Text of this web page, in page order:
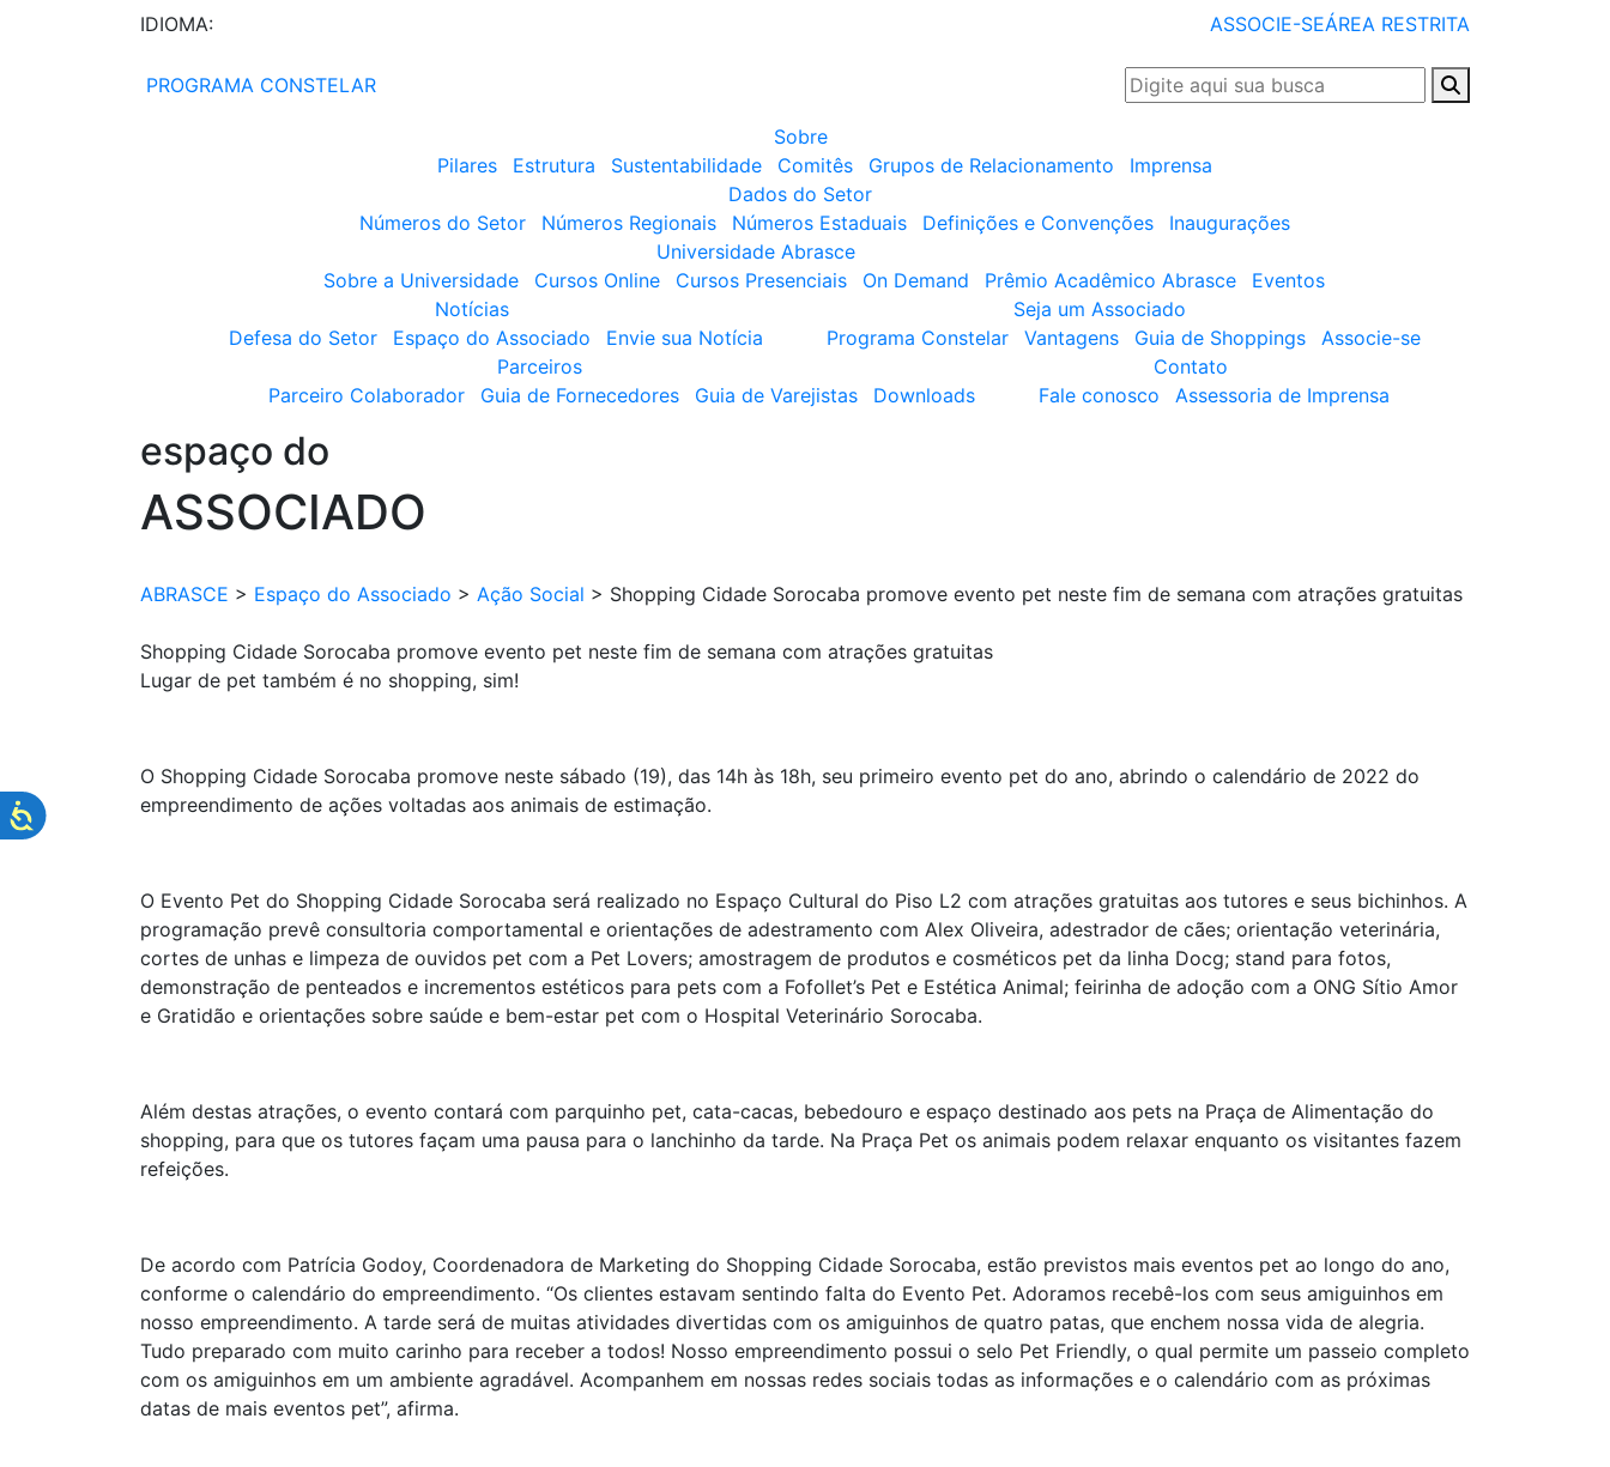
IDIOMA: ASSOCIE-SEÁREA RESTRITA
PROGRAMA CONSTELAR
Sobre
Pilares
Estrutura Sustentabilidade Comitês Grupos de Relacionamento
Imprensa
Dados do Setor
Números do Setor
Números Regionais Números Estaduais Definições e Convenções
Inaugurações
Universidade Abrasce
Sobre a Universidade
Cursos Online Cursos Presenciais On Demand Prêmio Acadêmico Abrasce
Eventos
Notícias
Defesa do Setor
Espaço do Associado Envie sua Notícia
Seja um Associado
Programa Constelar
Vantagens Guia de Shoppings
Associe-se
Parceiros
Parceiro Colaborador
Guia de Fornecedores Guia de Varejistas Downloads
Contato
Fale conosco
Assessoria de Imprensa
espaço do
ASSOCIADO
ABRASCE > Espaço do Associado > Ação Social > Shopping Cidade Sorocaba promove evento pet neste fim de semana com atrações gratuitas
Shopping Cidade Sorocaba promove evento pet neste fim de semana com atrações gratuitas
Lugar de pet também é no shopping, sim!
O Shopping Cidade Sorocaba promove neste sábado (19), das 14h às 18h, seu primeiro evento pet do ano, abrindo o calendário de 2022 do
empreendimento de ações voltadas aos animais de estimação.
O Evento Pet do Shopping Cidade Sorocaba será realizado no Espaço Cultural do Piso L2 com atrações gratuitas aos tutores e seus bichinhos. A
programação prevê consultoria comportamental e orientações de adestramento com Alex Oliveira, adestrador de cães; orientação veterinária,
cortes de unhas e limpeza de ouvidos pet com a Pet Lovers; amostragem de produtos e cosméticos pet da linha Docg; stand para fotos,
demonstração de penteados e incrementos estéticos para pets com a Fofollet’s Pet e Estética Animal; feirinha de adoção com a ONG Sítio Amor
e Gratidão e orientações sobre saúde e bem-estar pet com o Hospital Veterinário Sorocaba.
Além destas atrações, o evento contará com parquinho pet, cata-cacas, bebedouro e espaço destinado aos pets na Praça de Alimentação do
shopping, para que os tutores façam uma pausa para o lanchinho da tarde. Na Praça Pet os animais podem relaxar enquanto os visitantes fazem
refeições.
De acordo com Patrícia Godoy, Coordenadora de Marketing do Shopping Cidade Sorocaba, estão previstos mais eventos pet ao longo do ano,
conforme o calendário do empreendimento. “Os clientes estavam sentindo falta do Evento Pet. Adoramos recebê-los com seus amiguinhos em
nosso empreendimento. A tarde será de muitas atividades divertidas com os amiguinhos de quatro patas, que enchem nossa vida de alegria.
Tudo preparado com muito carinho para receber a todos! Nosso empreendimento possui o selo Pet Friendly, o qual permite um passeio completo
com os amiguinhos em um ambiente agradável. Acompanhem em nossas redes sociais todas as informações e o calendário com as próximas
datas de mais eventos pet”, afirma.